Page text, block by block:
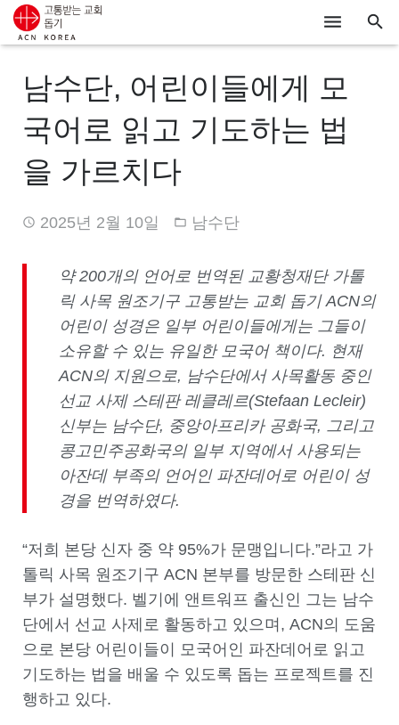
알리기
기도하기
시리아
우크라이나
행동하기
후원하기
남수단, 어린이들에게 모
국어로 읽고 기도하는 법
을 가르치다
2025년 2월 10일 남수단
약200개의 언어로 번역된 교황청재단 가톨
릭 사목 원조기구 고통받는 교회 돕기ACN의
어린이 성경은 일부 어린이들에게는 그들이
소유할 수 있는 유일한 모국어 책이다. 현재
ACN의 지원으로, 남수단에서 사목활동 중인
선교 사제 스테판 레클레르(Stefaan Lecleir)
신부는 남수단, 중앙아프리카 공화국, 그리고
콩고민주공화국의 일부 지역에서 사용되는
아잔데 부족의 언어인 파잔데어로 어린이 성
경을 번역하였다.
“저희 본당 신자 중 약 95%가 문맹입니다.”라고 가
톨릭 사목 원조기구 ACN 본부를 방문한 스테판 신
부가 설명했다. 벨기에 앤트워프 출신인 그는 남수
단에서 선교 사제로 활동하고 있으며, ACN의 도움
으로 본당 어린이들이 모국어인 파잔데어로 읽고
기도하는 법을 배울 수 있도록 돕는 프로젝트를 진
행하고 있다.